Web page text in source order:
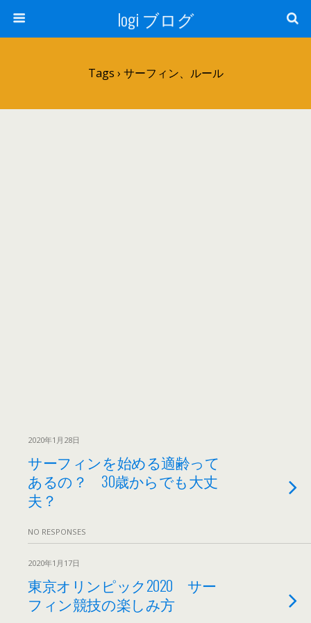
logi ブログ
Tags › サーフィン、ルール
2020年1月28日
サーフィンを始める適齢って
あるの？ 30歳からでも大丈
夫？
NO RESPONSES
2020年1月17日
東京オリンピック2020 サー
フィン競技の楽しみ方